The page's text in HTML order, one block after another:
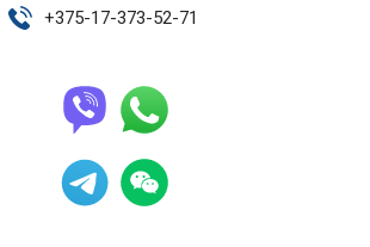
+375-17-373-52-71